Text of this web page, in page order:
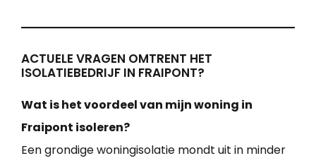
ACTUELE VRAGEN OMTRENT HET
ISOLATIEBEDRIJF IN FRAIPONT?
Wat is het voordeel van mijn woning in
Fraipont isoleren?
Een grondige woningisolatie mondt uit in minder